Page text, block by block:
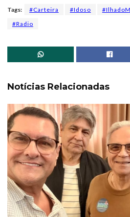
Tags: #Carteira #Idoso
#Radio
Notícias Relacionadas